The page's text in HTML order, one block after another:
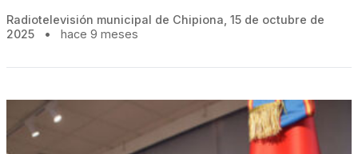
Radiotelevisión municipal de Chipiona, 15 de octubre de
2025
• hace 9 meses